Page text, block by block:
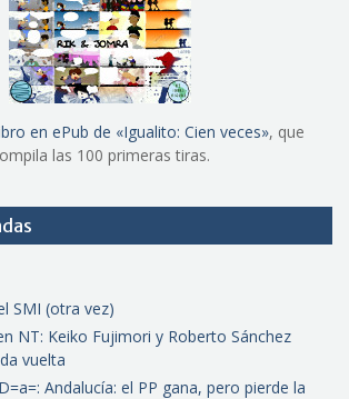
en ePub de «Igualito: Cien veces», que
las 100 primeras tiras.
SMI (otra vez)
NT: Keiko Fujimori y Roberto Sánchez
vuelta
Andalucía: el PP gana, pero pierde la